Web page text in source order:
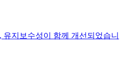
지보수성이 함께 개선되었습니